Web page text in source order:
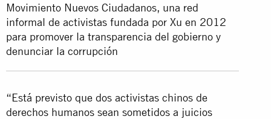
Movimiento Nuevos Ciudadanos, una red
informal de activistas fundada por Xu en 2012
para promover la transparencia del gobierno y
denunciar la corrupción
“Está previsto que dos activistas chinos de
derechos humanos sean sometidos a juicios